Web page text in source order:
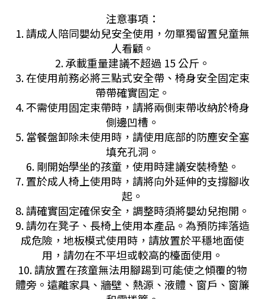
注意事項：
1. 請成人陪同嬰幼兒安全使用，勿單獨留置兒童無
人看顧。
2. 承載重量建議不超過 15 公斤。
3. 在使用前務必將三點式安全帶、椅身安全固定束
帶帶確實固定。
4. 不需使用固定束帶時，請將兩側束帶收納於椅身
側邊凹槽。
5. 當餐盤卸除未使用時，請使用底部的防塵安全塞
填充孔洞。
6. 剛開始學坐的孩童，使用時建議安裝椅墊。
7. 置於成人椅上使用時，請將向外延伸的支撐腳收
起。
8. 請確實固定確保安全，調整時須將嬰幼兒抱開。
9. 請勿在凳子、長椅上使用本產品。為預防摔落造
成危險，地板模式使用時，請放置於平穩地面使
用，請勿在不平坦或較高的檯面使用。
10. 請放置在孩童無法用腳踢到可能使之傾覆的物
體旁。遠離家具、牆壁、熱源、液體、窗戶、窗簾